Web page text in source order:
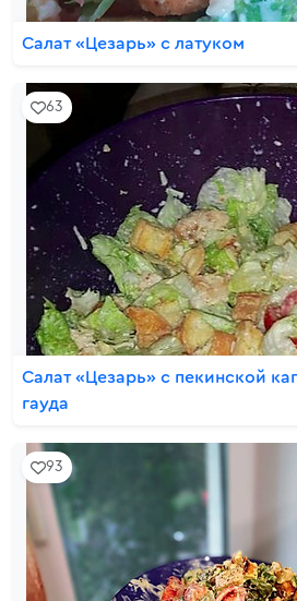
Салат «Цезарь» с латуком
63
Салат «Цезарь» с пекинской
гауда
93